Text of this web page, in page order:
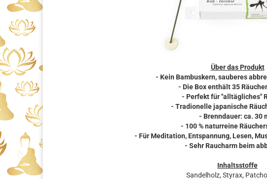
Über das Produkt
- Kein Bambuskern, sauberes
- Die Box enthält 35
- Perfekt für "alltägliches"
- Tradionelle japanische
- Brenndauer: ca. 30
- 100 % naturreine
- Für Meditation, Entspannung, Lesen,
- Sehr Raucharm beim
Inhaltsstoffe
Sandelholz, Styrax,